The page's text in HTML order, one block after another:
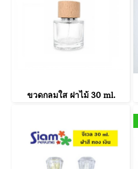
ขวดกลมใส ฝาไม้ 30 ml.